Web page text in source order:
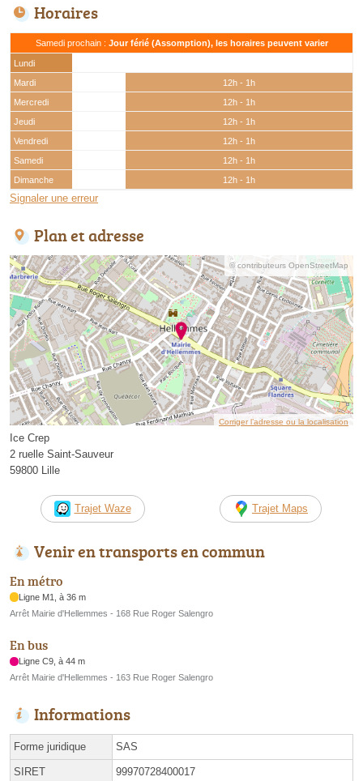
Horaires
Samedi prochain : Jour férié (Assomption), les horaires peuvent varier
Lundi
Mardi
12h - 1h
Mercredi
12h - 1h
Jeudi
12h - 1h
Vendredi
12h - 1h
Samedi
12h - 1h
Dimanche
12h - 1h
Signaler une erreur
Plan et adresse
© contributeurs OpenStreetMap
Corriger l’adresse ou la localisation
Ice Crep
2 ruelle Saint-Sauveur
59800 Lille
Trajet Waze Trajet Maps
Venir en transports en commun
En métro
Ligne M1, à 36 m
Arrêt Mairie d'Hellemmes - 168 Rue Roger Salengro
En bus
Ligne C9, à 44 m
Arrêt Mairie d'Hellemmes - 163 Rue Roger Salengro
Informations
Forme juridique SAS
SIRET 99970728400017